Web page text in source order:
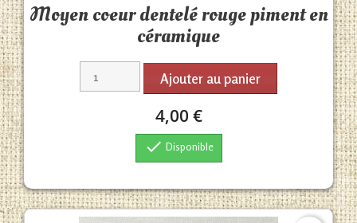
Moyen coeur dentelé rouge piment en
céramique
Ajouter au panier
4,00 €
 Disponible